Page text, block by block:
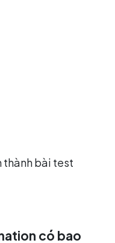
thành bài test
có bao